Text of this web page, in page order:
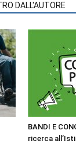
DALL'AUTORE
BANDI E
ricerca